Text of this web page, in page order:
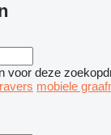
voor deze
mobiele